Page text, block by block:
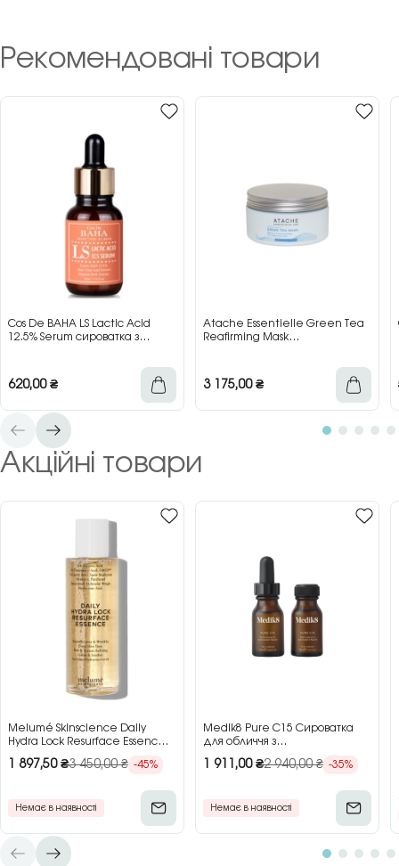
Рекомендовані товари
Cos De BAHA LS Lactic Acid
12.5% Serum сироватка з
620,00₴
Atache Essentielle Green Tea
Reafirming Mask
3 175,00₴
Акційні товари
Melumé Skinscience Daily
Hydra Lock Resurface Essence
обличчя з кислотами, 150 мл
1 897,50₴3 450,00₴ -45%
Немає в наявності
Medik8 Pure C15 Сироватка
для обличчя з
2×15 мл
1 911,00₴2 940,00₴ -35%
Немає в наявності